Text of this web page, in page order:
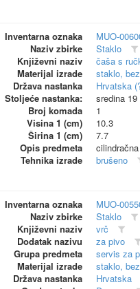
Inventarna oznaka
MUO-
Naziv zbirke
Staklo
Književni naziv
čaša s
Materijal izrade
staklo,
Država nastanka
Hrvatska
Stoljeće nastanka:
sredina 19
Broj komada
1
Visina 1 (cm)
10.3
Širina 1 (cm)
7.7
Opis predmeta
Tehnika izrade
brušeno
Inventarna oznaka
MUO-
Naziv zbirke
Staklo
Književni naziv
vrč
Dodatak nazivu
za pivo
Grupa predmeta
servis za
Materijal izrade
staklo,
Država nastanka
Hrvatska